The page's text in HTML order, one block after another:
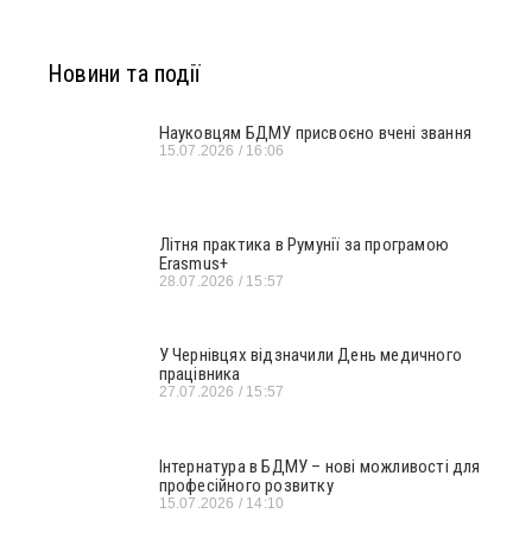
Новини та події
Науковцям БДМУ присвоєно вчені звання
15.07.2026 16:06
Літня практика в Румунії за програмою
Erasmus+
28.07.2026 15:57
У Чернівцях відзначили День медичного
працівника
27.07.2026 15:57
Інтернатура в БДМУ – нові можливості для
професійного розвитку
15.07.2026 14:10